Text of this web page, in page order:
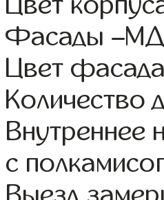
Фасады
Цвет
Количество
Внутреннее
с